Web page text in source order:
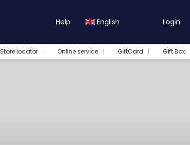
Help English Login
Store locator Online service GiftCard Gift Box